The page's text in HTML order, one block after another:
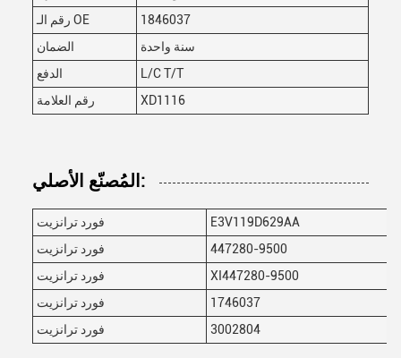
رقم الـ OE
1846037
الضمان
سنة واحدة
الدفع
L/C T/T
رقم العلامة
XD1116
المُصنّع الأصلي:
فورد ترانزيت
E3V119D629AA
فورد ترانزيت
447280-9500
فورد ترانزيت
XI447280-9500
فورد ترانزيت
1746037
فورد ترانزيت
3002804